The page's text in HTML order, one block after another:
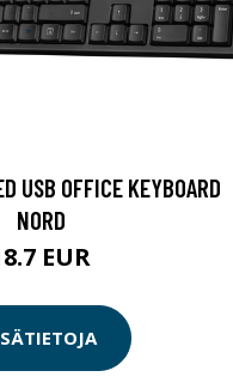
USB OFFICE KEYBOARD
NORD
EUR